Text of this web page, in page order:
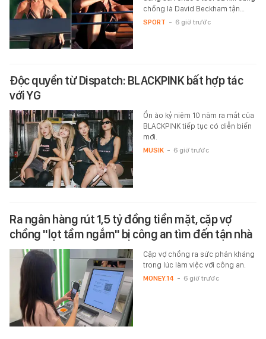
chồng là David Beckham tận…
SPORT - 6 giờ trước
Độc quyền từ Dispatch: BLACKPINK bất hợp tác
với YG
Ồn ào kỷ niệm 10 năm ra mắt của
BLACKPINK tiếp tục có diễn biến
mới.
MUSIK - 6 giờ trước
Ra ngân hàng rút 1,5 tỷ đồng tiền mặt, cặp vợ
chồng "lọt tầm ngắm" bị công an tìm đến tận nhà
Cặp vợ chồng ra sức phản kháng
trong lúc làm việc với công an.
MONEY.14 - 6 giờ trước